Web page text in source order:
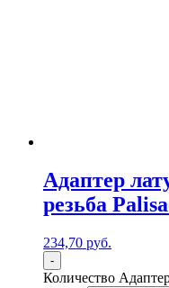
Адаптер
резьба
234,70 руб.
-
Количество